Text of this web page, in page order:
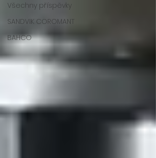
Všechny příspěvky
SANDVIK COROMANT
BAHCO